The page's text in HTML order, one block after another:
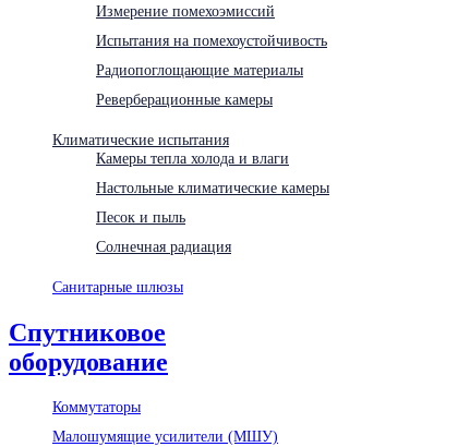
Измерение помехоэмиссий
Испытания на помехоустойчивость
Радиопоглощающие материалы
Реверберационные камеры
Климатические испытания
Камеры тепла холода и влаги
Настольные климатические камеры
Песок и пыль
Солнечная радиация
Санитарные шлюзы
Спутниковое
оборудование
Коммутаторы
Малошумящие усилители (МШУ)